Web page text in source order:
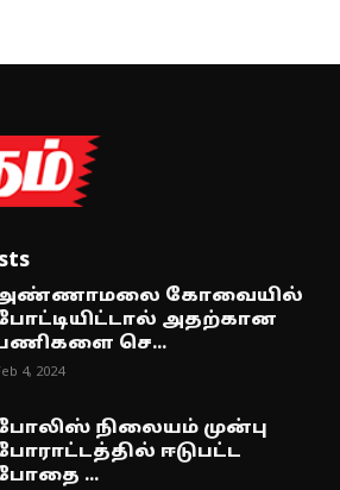
கோவையில்
அதற்கான
செ...
4, 2024
நிலையம் முன்பு
ஈடுபட்ட
...